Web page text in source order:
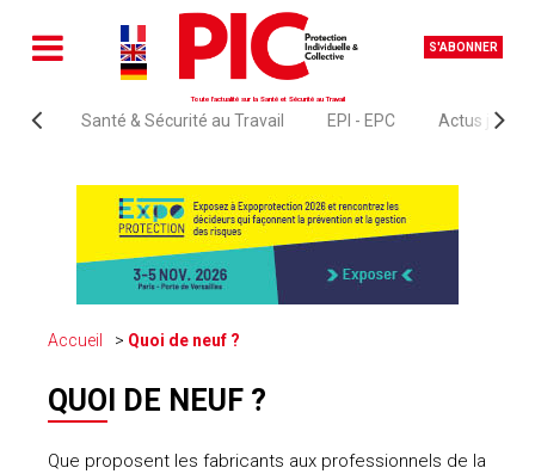
S'ABONNER
Toute l'actualité sur la Santé et Sécurité au Travail
Santé & Sécurité au Travail EPI - EPC Actus
Accueil Quoi de neuf ?
QUOI DE NEUF ?
Que proposent les fabricants aux professionnels de la